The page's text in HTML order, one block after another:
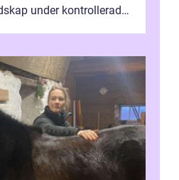
under kontrollerade